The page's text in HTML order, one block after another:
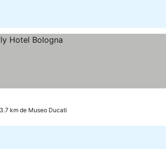
km de Museo Ducati